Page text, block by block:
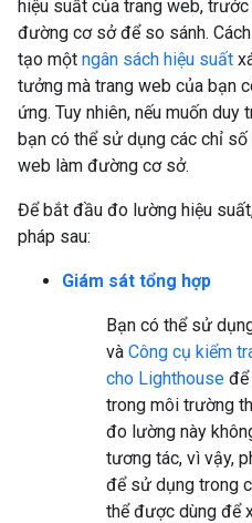
hiệu suất của trang web,
đường cơ sở để so sánh.
tạo một ngân sách hiệu suất
tưởng mà trang web của bạn
ứng. Tuy nhiên, nếu muốn
bạn có thể sử dụng các chỉ
web làm đường cơ sở.
Để bắt đầu đo lường hiệu
pháp sau:
Giám sát tổng hợp
Bạn có thể sử
và Công cụ kiểm
cho Lighthouse để
trong môi trường
đo lường này
tương tác, vì vậy,
để sử dụng trong
thể được dùng để